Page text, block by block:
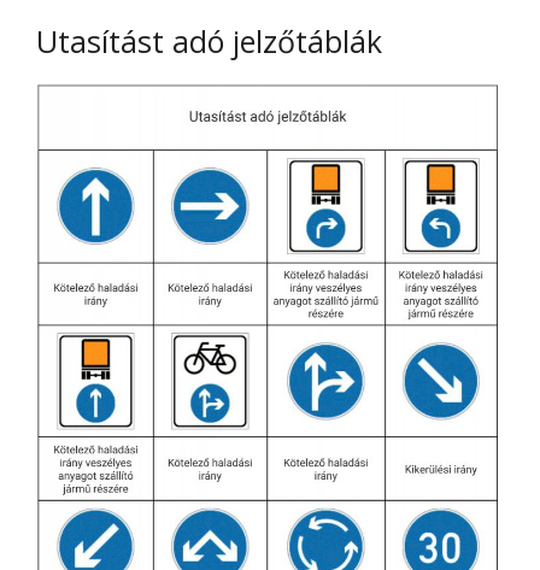
Utasítást adó jelzőtáblák